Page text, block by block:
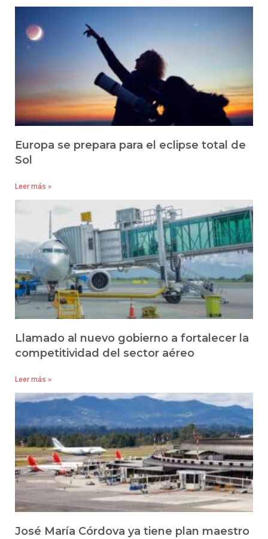
Europa se prepara para el eclipse total de
Sol
Leer más »
Llamado al nuevo gobierno a fortalecer la
competitividad del sector aéreo
Leer más »
José María Córdova ya tiene plan maestro